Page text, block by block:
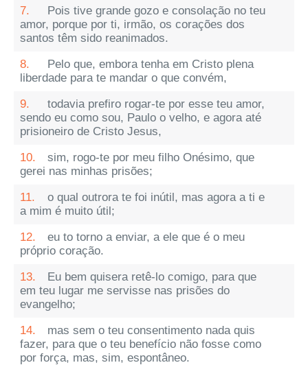
7.
Pois tive grande gozo e consolação no teu
amor, porque por ti, irmão, os corações dos
santos têm sido reanimados.
8.
Pelo que, embora tenha em Cristo plena
liberdade para te mandar o que convém,
9.
todavia prefiro rogar-te por esse teu amor,
sendo eu como sou, Paulo o velho, e agora até
prisioneiro de Cristo Jesus,
10.
sim, rogo-te por meu filho Onésimo, que
gerei nas minhas prisões;
11.
o qual outrora te foi inútil, mas agora a ti e
a mim é muito útil;
12.
eu to torno a enviar, a ele que é o meu
próprio coração.
13.
Eu bem quisera retê-lo comigo, para que
em teu lugar me servisse nas prisões do
evangelho;
14.
mas sem o teu consentimento nada quis
fazer, para que o teu benefício não fosse como
por força, mas, sim, espontâneo.